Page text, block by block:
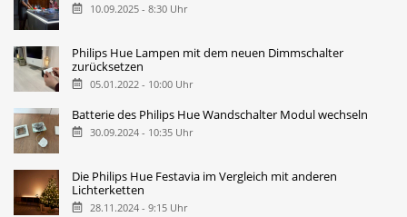
10.09.2025 - 8:30 Uhr
Philips Hue Lampen mit dem neuen Dimmschalter
zurücksetzen
05.01.2022 - 10:00 Uhr
Batterie des Philips Hue Wandschalter Modul wechseln
30.09.2024 - 10:35 Uhr
Die Philips Hue Festavia im Vergleich mit anderen
Lichterketten
28.11.2024 - 9:15 Uhr